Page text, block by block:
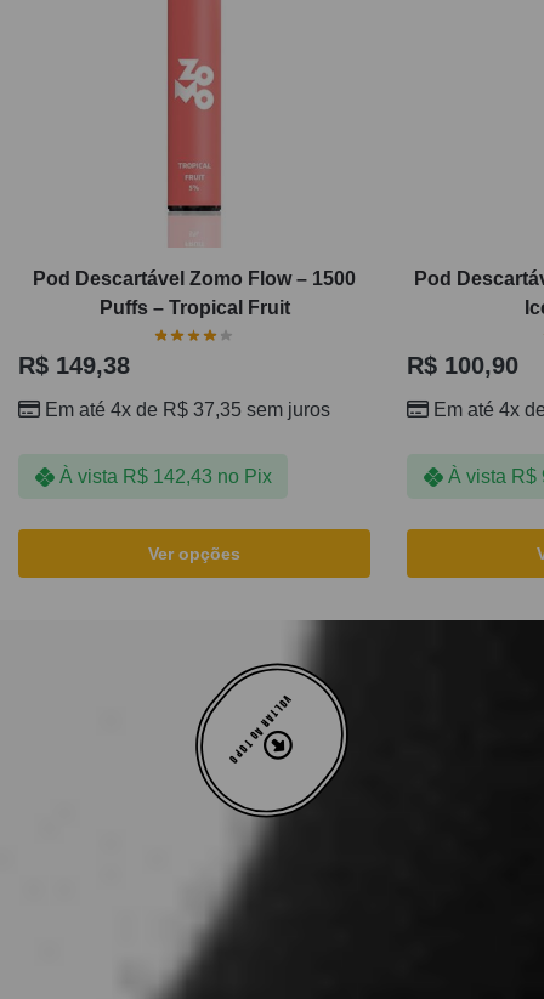
Pod Descartável Zomo Flow – 1500
Puffs – Tropical Fruit
R$ 149,38
Em até 4x de R$ 37,35 sem juros
À vista R$142,43 no Pix
Ver opções
Pod
R$ 100,90
Em até 4x
À vista R$
VOLTAR AO TOPO